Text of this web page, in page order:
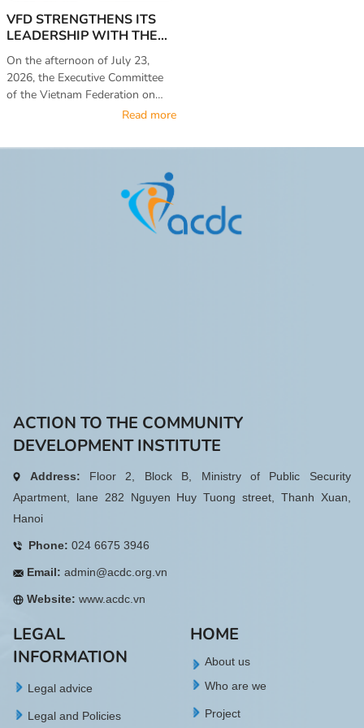
for All”.
VFD STRENGTHENS ITS
LEADERSHIP WITH THE
ELECTION OF A NEW VICE
PRESIDENT FOR THE 2023
- 2028 TERM
On the afternoon of July 23,
2026, the Executive Committee
of the Vietnam Federation on
Disability (VFD) convened an
format, combining in-person and
Committee elected Ms. Do Thi
Hue as Vice President of VFD for
the 2023 – 2028 term, with 91%
Read more
ACTION TO THE COMMUNITY
DEVELOPMENT INSTITUTE
Address: Floor 2, Block B, Ministry of Public Security
Apartment, lane 282 Nguyen Huy Tuong street, Thanh Xuan,
Hanoi
Phone:024 6675 3946
Email: admin@acdc.org.vn
Website:www.acdc.vn
LEGAL
INFORMATION
Legal advice
Legal and Policies
HOME
About us
Who are we
Project